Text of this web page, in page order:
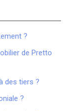
?
de Pretto
des tiers ?
?